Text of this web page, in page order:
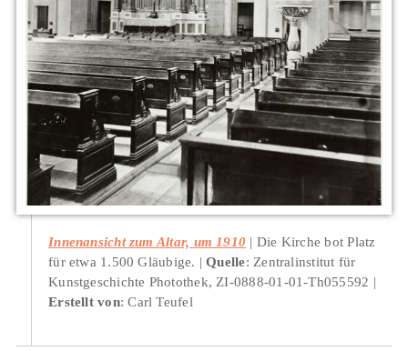
Innenansicht zum Altar, um 1910
Die Kirche bot Platz
für etwa 1.500 Gläubige.
Quelle: Zentralinstitut für
Kunstgeschichte Photothek, ZI-0888-01-01-Th055592
Erstellt von: Carl Teufel